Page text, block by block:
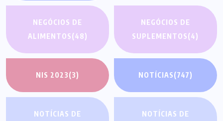
NEGÓCIOS DE
ALIMENTOS(48)
NEGÓCIOS DE
SUPLEMENTOS(4)
NIS 2023(3) NOTÍCIAS(747)
NOTÍCIAS DE NOTÍCIAS DE